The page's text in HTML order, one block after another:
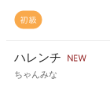
ハレンチ
ちゃんみな